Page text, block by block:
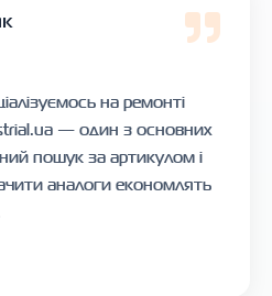
на ремонті
— один з основних
пошук за артикулом і
аналоги економлять